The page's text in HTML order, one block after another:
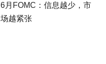
6月FOMC：信息越少，市
场越紧张